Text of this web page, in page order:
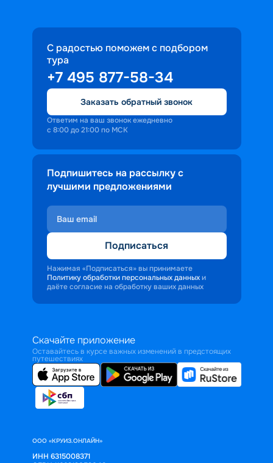
С радостью поможем с подбором
тура
+7 495 877-58-34
Заказать обратный звонок
Ответим на ваш звонок ежедневно
с 8:00 до 21:00 по МСК
Подпишитесь на рассылку с
лучшими предложениями
Подписаться
Нажимая «Подписаться» вы принимаете
Политику обработки персональных данных и
даёте согласие на обработку ваших данных
Скачайте приложение
Оставайтесь в курсе важных изменений в предстоящих
путешествиях
ООО «КРУИЗ.ОНЛАЙН»
ИНН 6315008371